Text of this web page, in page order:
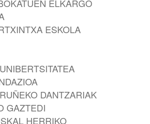
ELKARGO
ESKOLA
DANTZARIAK
GAZTEDI
HERRIKO